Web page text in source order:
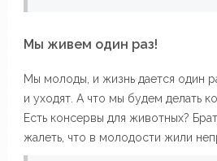
Мы живем один раз!
Мы молоды, и жизнь дается один
и уходят. А что мы будем делать
Есть консервы для животных?
жалеть, что в молодости жили